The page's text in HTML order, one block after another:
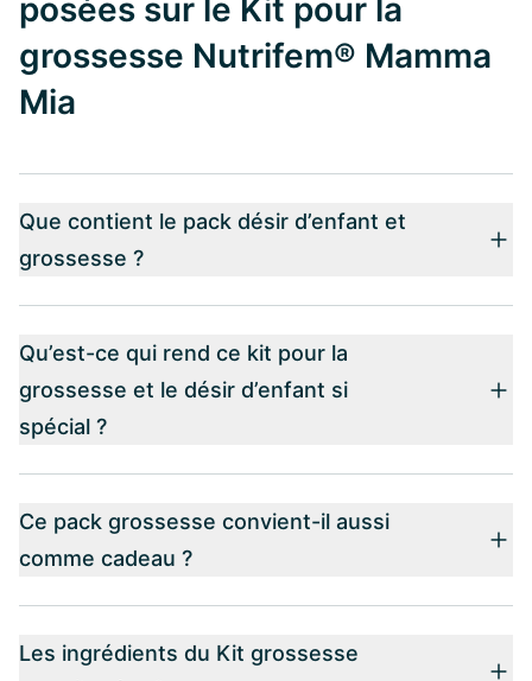
posées sur le Kit pour la
grossesse Nutrifem® Mamma
Mia
Que contient le pack désir d’enfant et
grossesse ?
Qu’est-ce qui rend ce kit pour la
grossesse et le désir d’enfant si
spécial ?
Ce pack grossesse convient-il aussi
comme cadeau ?
Les ingrédients du Kit grossesse